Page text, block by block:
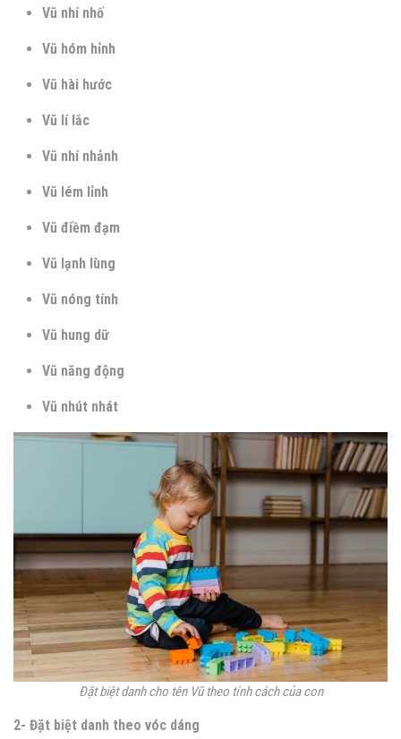
Vũ nhí nhố
Vũ hóm hỉnh
Vũ hài hước
Vũ lí lắc
Vũ nhí nhảnh
Vũ lém lỉnh
Vũ điềm đạm
Vũ lạnh lùng
Vũ nóng tính
Vũ hung dữ
Vũ năng động
Vũ nhút nhát
Đặt biệt danh cho tên Vũ theo tính cách của con
2- Đặt biệt danh theo vóc dáng